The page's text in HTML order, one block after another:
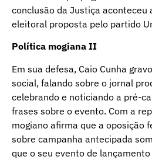
conclusão da Justiça aconteceu
eleitoral proposta pelo partido
Política mogiana II
Em sua defesa, Caio Cunha
social, falando sobre o jornal
celebrando e noticiando a pré-
frases sobre o evento. Com a
mogiano afirma que a oposição
sobre campanha antecipada
que o seu evento de